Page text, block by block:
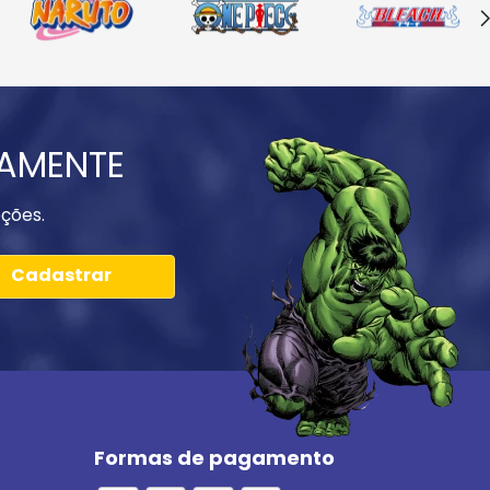
Cadastrar
Formas de pagamento